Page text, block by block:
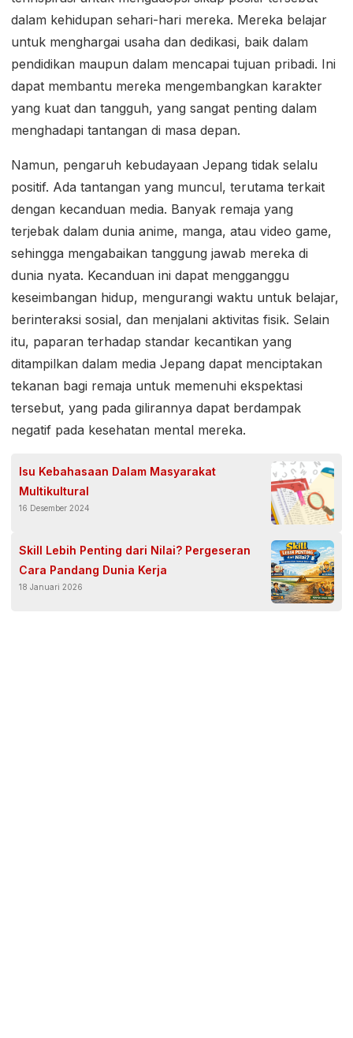
dalam kehidupan sehari-hari mereka. Mereka belajar
untuk menghargai usaha dan dedikasi, baik dalam
pendidikan maupun dalam mencapai tujuan pribadi. Ini
dapat membantu mereka mengembangkan karakter
yang kuat dan tangguh, yang sangat penting dalam
menghadapi tantangan di masa depan.
Namun, pengaruh kebudayaan Jepang tidak selalu
positif. Ada tantangan yang muncul, terutama terkait
dengan kecanduan media. Banyak remaja yang
terjebak dalam dunia anime, manga, atau video game,
sehingga mengabaikan tanggung jawab mereka di
dunia nyata. Kecanduan ini dapat mengganggu
keseimbangan hidup, mengurangi waktu untuk belajar,
berinteraksi sosial, dan menjalani aktivitas fisik. Selain
itu, paparan terhadap standar kecantikan yang
ditampilkan dalam media Jepang dapat menciptakan
tekanan bagi remaja untuk memenuhi ekspektasi
tersebut, yang pada gilirannya dapat berdampak
negatif pada kesehatan mental mereka.
Isu Kebahasaan Dalam Masyarakat
Multikultural
16 Desember 2024
Skill Lebih Penting dari Nilai? Pergeseran
Cara Pandang Dunia Kerja
18 Januari 2026